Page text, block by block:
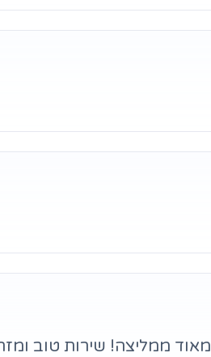
מאוד ממליצה! שירות טוב